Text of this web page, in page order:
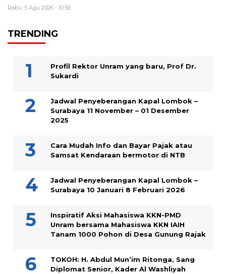
Rabu, 5 Agu 2026 - 10:56
TRENDING
Profil Rektor Unram yang baru, Prof Dr.
Sukardi
Jadwal Penyeberangan Kapal Lombok –
Surabaya 11 November – 01 Desember
2025
Cara Mudah Info dan Bayar Pajak atau
Samsat Kendaraan bermotor di NTB
Jadwal Penyeberangan Kapal Lombok –
Surabaya 10 Januari 8 Februari 2026
Inspiratif Aksi Mahasiswa KKN-PMD
Unram bersama Mahasiswa KKN IAIH
Tanam 1000 Pohon di Desa Gunung Rajak
TOKOH: H. Abdul Mun’im Ritonga, Sang
Diplomat Senior, Kader Al Washliyah